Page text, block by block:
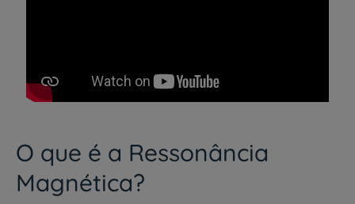
O que é a Ressonância
Magnética?